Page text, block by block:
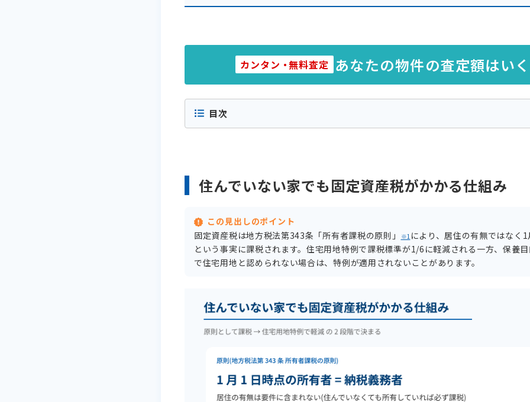
カンタン ・無料査定 あなたの物件の査定額はい
目次
住んでいない家でも固定資産税がかかる仕組み
この見出しのポイント
固定資産税は地方税法第343条「所有者課税の原則」
※1 により、居住の有無ではなく
という事実に課税されます。住宅用地特例で課税標準が1/6に軽減される一方、保養
で住宅用地と認められない場合は、特例が適用されないことがあります。